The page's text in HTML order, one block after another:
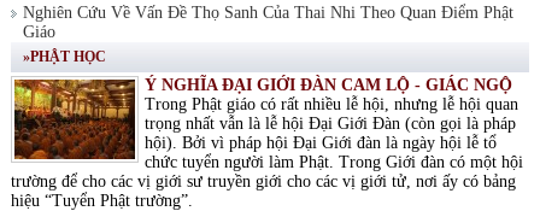
Nghiên Cứu Về Vấn Đề Thọ Sanh Của Thai Nhi Theo Quan Điểm Phật
Giáo
»PHẬT HỌC
Ý NGHĨA ĐẠI GIỚI ĐÀN CAM LỘ - GIÁC NGỘ
Trong Phật giáo có rất nhiều lễ hội, nhưng lễ hội quan
trọng nhất vẫn là lễ hội Đại Giới Đàn (còn gọi là pháp
hội). Bởi vì pháp hội Đại Giới đàn là ngày hội lễ tổ
chức tuyển người làm Phật. Trong Giới đàn có một hội
trường để cho các vị giới sư truyền giới cho các vị giới tử, nơi ấy có bảng
hiệu “Tuyển Phật trường”.